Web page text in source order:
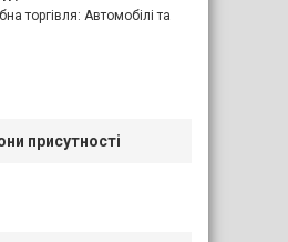
торгівля: Автомобілі та
присутності